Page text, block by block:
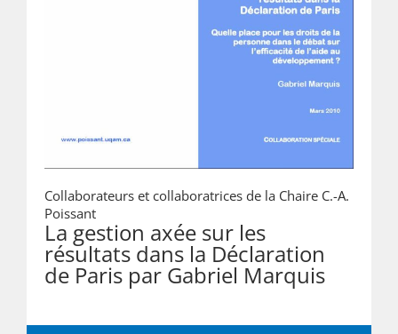
Collaborateurs et collaboratrices de la Chaire C.-A.
Poissant
La gestion axée sur les
résultats dans la Déclaration
de Paris par Gabriel Marquis